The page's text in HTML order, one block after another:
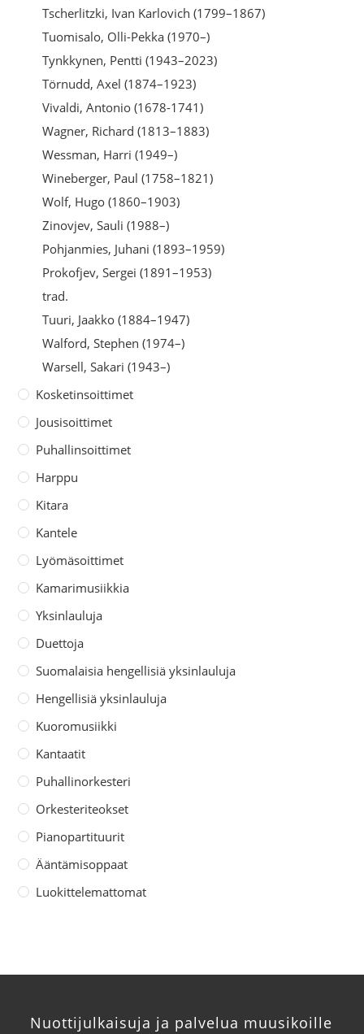
Tscherlitzki, Ivan Karlovich (1799–1867)
Tuomisalo, Olli-Pekka (1970–)
Tynkkynen, Pentti (1943–2023)
Törnudd, Axel (1874–1923)
Vivaldi, Antonio (1678-1741)
Wagner, Richard (1813–1883)
Wessman, Harri (1949–)
Wineberger, Paul (1758–1821)
Wolf, Hugo (1860–1903)
Zinovjev, Sauli (1988–)
Pohjanmies, Juhani (1893–1959)
Prokofjev, Sergei (1891–1953)
trad.
Tuuri, Jaakko (1884–1947)
Walford, Stephen (1974–)
Warsell, Sakari (1943–)
Kosketinsoittimet
Jousisoittimet
Puhallinsoittimet
Harppu
Kitara
Kantele
Lyömäsoittimet
Kamarimusiikkia
Yksinlauluja
Duettoja
Suomalaisia hengellisiä yksinlauluja
Hengellisiä yksinlauluja
Kuoromusiikki
Kantaatit
Puhallinorkesteri
Orkesteriteokset
Pianopartituurit
Ääntämisoppaat
Luokittelemattomat
Nuottijulkaisuja ja palvelua muusikoille